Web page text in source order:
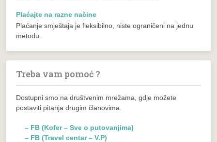
Plaćajte na razne načine
Plaćanje smještaja je fleksibilno, niste ograničeni na jednu
metodu.
Treba vam pomoć ?
Dostupni smo na društvenim mrežama, gdje možete
postaviti pitanja drugim članovima.
– FB (Kofer – Sve o putovanjima)
– FB (Travel centar – V.P)